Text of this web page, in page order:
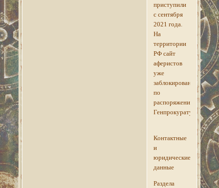
приступили
с сентября
2021 года.
На
территории
РФ сайт
аферистов
уже
заблокирован
по
распоряжению
Генпрокуратуры.
Контактные
и
юридические
данные
Раздела